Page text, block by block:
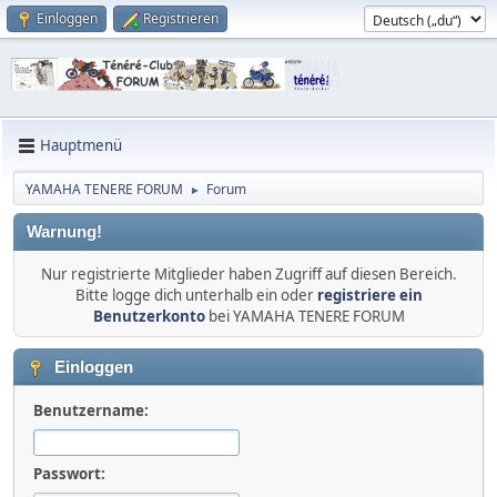
Einloggen Registrieren
Hauptmenü
YAMAHA TENERE FORUM ► Forum
Warnung!
Nur registrierte Mitglieder haben Zugriff auf diesen Bereich.
Bitte logge dich unterhalb ein oder registriere ein
Benutzerkontobei YAMAHA TENERE FORUM
Einloggen
Benutzername:
Passwort: